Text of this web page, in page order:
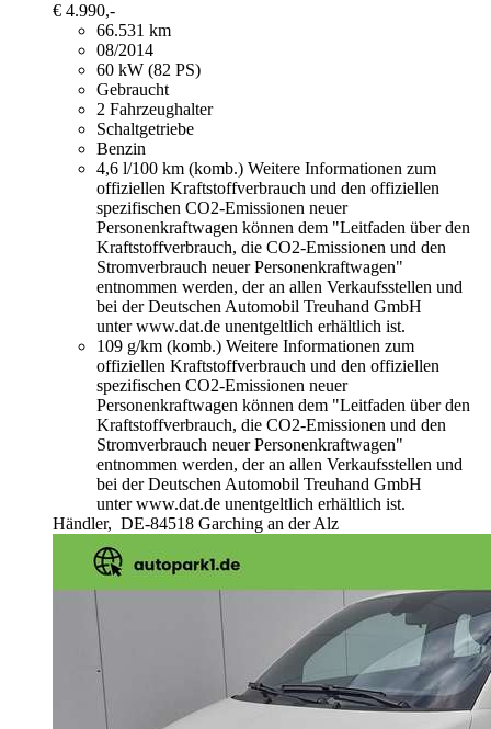
€ 4.990,-
66.531 km
08/2014
60 kW (82 PS)
Gebraucht
2 Fahrzeughalter
Schaltgetriebe
Benzin
4,6 l/100 km (komb.) Weitere Informationen zum
offiziellen Kraftstoffverbrauch und den offiziellen
spezifischen CO2-Emissionen neuer
Personenkraftwagen können dem "Leitfaden über den
Kraftstoffverbrauch, die CO2-Emissionen und den
Stromverbrauch neuer Personenkraftwagen"
entnommen werden, der an allen Verkaufsstellen und
bei der Deutschen Automobil Treuhand GmbH
unter www.dat.de unentgeltlich erhältlich ist.
109 g/km (komb.) Weitere Informationen zum
offiziellen Kraftstoffverbrauch und den offiziellen
spezifischen CO2-Emissionen neuer
Personenkraftwagen können dem "Leitfaden über den
Kraftstoffverbrauch, die CO2-Emissionen und den
Stromverbrauch neuer Personenkraftwagen"
entnommen werden, der an allen Verkaufsstellen und
bei der Deutschen Automobil Treuhand GmbH
unter www.dat.de unentgeltlich erhältlich ist.
Händler, DE-84518 Garching an der Alz